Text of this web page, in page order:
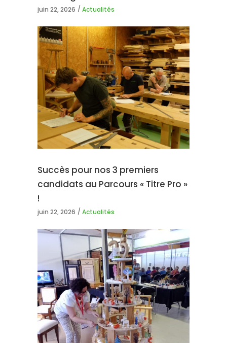
juin 22, 2026 Actualités
Succès pour nos 3 premiers
candidats au Parcours « Titre Pro »
!
juin 22, 2026 Actualités